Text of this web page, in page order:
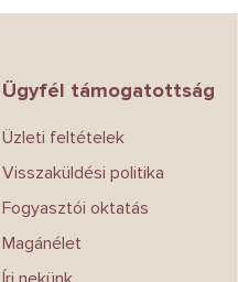
m
Ügyfél támogatottság
Üzleti feltételek
Visszaküldési politika
Fogyasztói oktatás
Magánélet